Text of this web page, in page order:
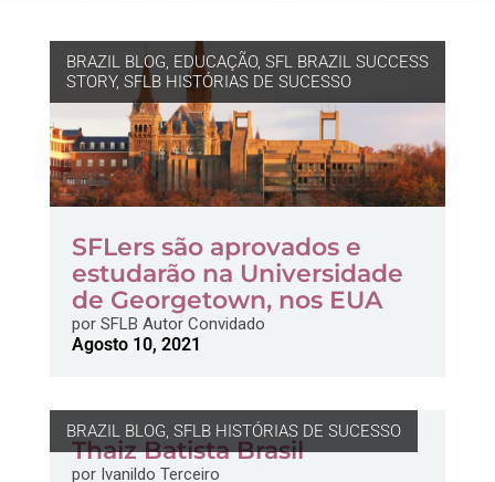
BRAZIL BLOG, EDUCAÇÃO, SFL BRAZIL SUCCESS
STORY, SFLB HISTÓRIAS DE SUCESSO
SFLers são aprovados e
estudarão na Universidade
de Georgetown, nos EUA
porSFLB Autor Convidado
Agosto 10, 2021
BRAZIL BLOG, SFLB HISTÓRIAS DE SUCESSO
Thaiz Batista Brasil
porIvanildo Terceiro